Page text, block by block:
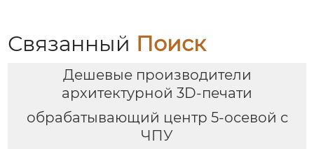
Связанный Поиск
Дешевые производители
архитектурной 3D-печати
обрабатывающий центр 5-осевой с
ЧПУ